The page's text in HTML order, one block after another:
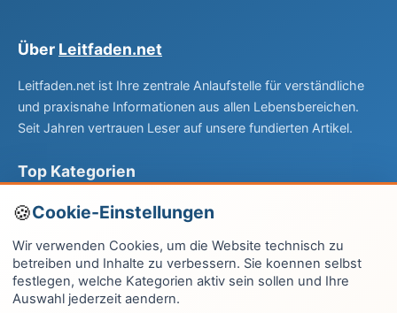
Über Leitfaden.net
Leitfaden.net ist Ihre zentrale Anlaufstelle für verständliche
und praxisnahe Informationen aus allen Lebensbereichen.
Seit Jahren vertrauen Leser auf unsere fundierten Artikel.
Top Kategorien
Computer & EDV
Haus & Garten
Fitness & Gesundheit
Wissen & Lernen
Cookie-Einstellungen
Wir verwenden Cookies, um die Website technisch zu
betreiben und Inhalte zu verbessern. Sie koennen selbst
festlegen, welche Kategorien aktiv sein sollen und Ihre
Auswahl jederzeit aendern.